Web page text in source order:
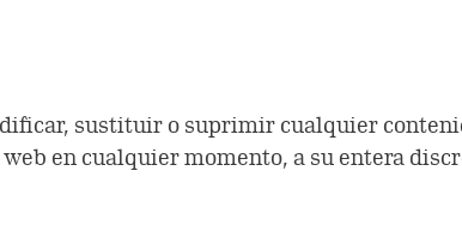
sustituir o suprimir cualquier
en cualquier momento, a su entera